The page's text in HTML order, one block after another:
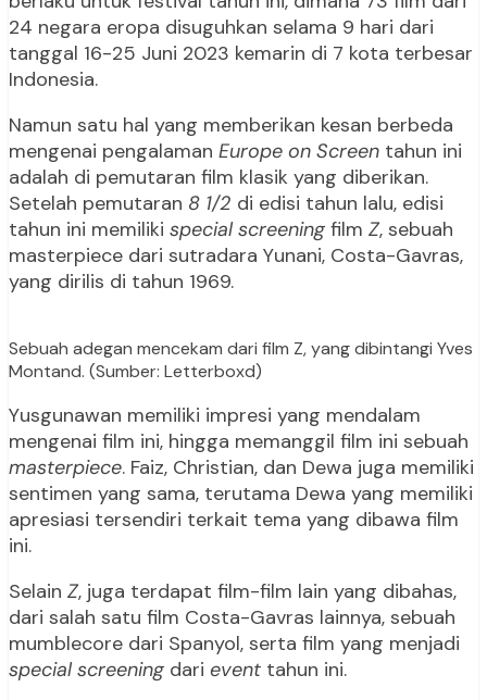
24 negara eropa disuguhkan selama 9 hari dari
tanggal 16-25 Juni 2023 kemarin di 7 kota terbesar
Indonesia.
Namun satu hal yang memberikan kesan berbeda
mengenai pengalaman Europe on Screen tahun ini
adalah di pemutaran film klasik yang diberikan.
Setelah pemutaran 8 1/2 di edisi tahun lalu, edisi
tahun ini memiliki special screening film Z, sebuah
masterpiece dari sutradara Yunani, Costa-Gavras,
yang dirilis di tahun 1969.
Sebuah adegan mencekam dari film Z, yang dibintangi Yves
Montand. (Sumber: Letterboxd)
Yusgunawan memiliki impresi yang mendalam
mengenai film ini, hingga memanggil film ini sebuah
masterpiece. Faiz, Christian, dan Dewa juga memiliki
sentimen yang sama, terutama Dewa yang memiliki
apresiasi tersendiri terkait tema yang dibawa film
ini.
Selain Z, juga terdapat film-film lain yang dibahas,
dari salah satu film Costa-Gavras lainnya, sebuah
mumblecore dari Spanyol, serta film yang menjadi
special screening dari event tahun ini.